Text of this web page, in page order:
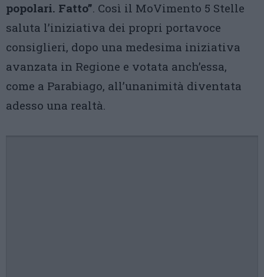
popolari. Fatto”. Così il MoVimento 5 Stelle
saluta l’iniziativa dei propri portavoce
consiglieri, dopo una medesima iniziativa
avanzata in Regione e votata anch’essa,
come a Parabiago, all’unanimità diventata
adesso una realtà.